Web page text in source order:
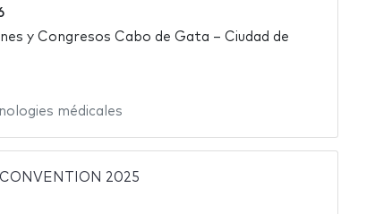
y Congresos Cabo de Gata – Ciudad de
médicales
2025